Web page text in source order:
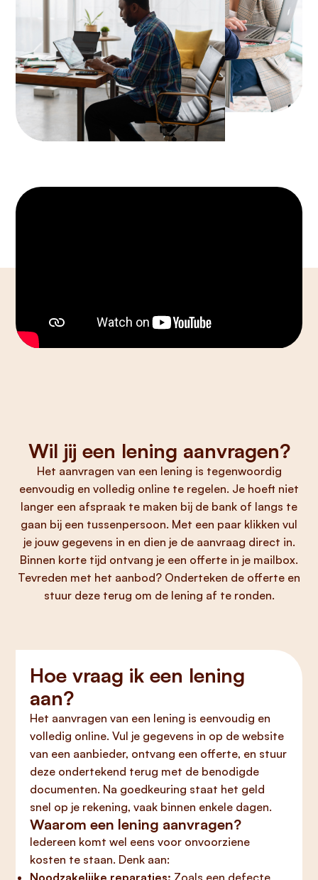
Wil jij een lening aanvragen?
Het aanvragen van een lening is tegenwoordig
eenvoudig en volledig online te regelen. Je hoeft niet
langer een afspraak te maken bij de bank of langs te
gaan bij een tussenpersoon. Met een paar klikken vul
je jouw gegevens in en dien je de aanvraag direct in.
Binnen korte tijd ontvang je een offerte in je mailbox.
Tevreden met het aanbod? Onderteken de offerte en
stuur deze terug om de lening af te ronden.
Hoe vraag ik een lening
aan?
Het aanvragen van een lening is eenvoudig en
volledig online. Vul je gegevens in op de website
van een aanbieder, ontvang een offerte, en stuur
deze ondertekend terug met de benodigde
documenten. Na goedkeuring staat het geld
snel op je rekening, vaak binnen enkele dagen.
Waarom een lening aanvragen?
Iedereen komt wel eens voor onvoorziene
kosten te staan. Denk aan:
Noodzakelijke reparaties: Zoals een defecte